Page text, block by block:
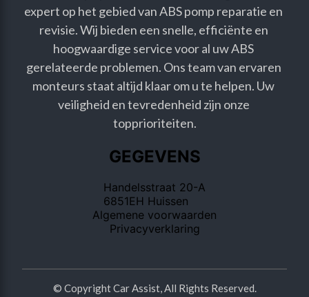
expert op het gebied van ABS pomp reparatie en
revisie. Wij bieden een snelle, efficiënte en
hoogwaardige service voor al uw ABS
gerelateerde problemen. Ons team van ervaren
monteurs staat altijd klaar om u te helpen. Uw
veiligheid en tevredenheid zijn onze
topprioriteiten.
GEGEVENS
Handelsstraat 20-A
6851EH Huissen
Algemene voorwaarden
Privacyverklaring
© Copyright Car Assist, All Rights Reserved.